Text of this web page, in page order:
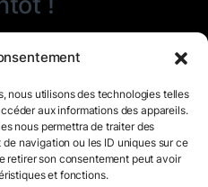
nous utilisons des technologies telles
aux informations des appareils.
nous permettra de traiter des
navigation ou les ID uniques sur ce
retirer son consentement peut avoir
et fonctions.